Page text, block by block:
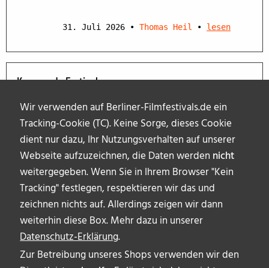
Wir verwenden auf Berliner-Filmfestivals.de ein
Tracking-Cookie (TC). Keine Sorge, dieses Cookie
dient nur dazu, Ihr Nutzungsverhalten auf unserer
Webseite aufzuzeichnen, die Daten werden nicht
weitergegeben. Wenn Sie in Ihrem Browser "Kein
Tracking" festlegen, respektieren wir das und
zeichnen nichts auf. Allerdings zeigen wir dann
weiterhin diese Box. Mehr dazu in unserer
Datenschutz-Erklärung.
Zur Betreibung unseres Shops verwenden wir den
31. Juli 2026 • Thomas Heil • lesen
Kommende Festivals